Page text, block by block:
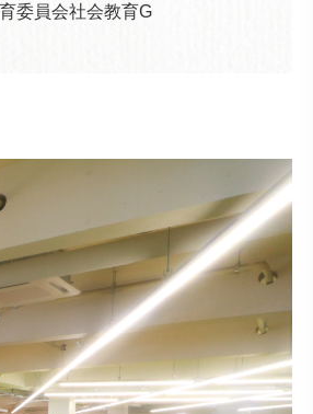
委員会社会教育G